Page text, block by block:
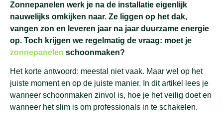
Zonnepanelen werk je na de installatie eigenlijk
nauwelijks omkijken naar. Ze liggen op het dak,
vangen zon en leveren jaar na jaar duurzame energie
op. Toch krijgen we regelmatig de vraag: moet je
zonnepanelen schoonmaken?
Het korte antwoord: meestal niet vaak. Maar wel op het
juiste moment en op de juiste manier. In dit artikel lees je
wanneer schoonmaken zinvol is, hoe je het veilig doet en
wanneer het slim is om professionals in te schakelen.